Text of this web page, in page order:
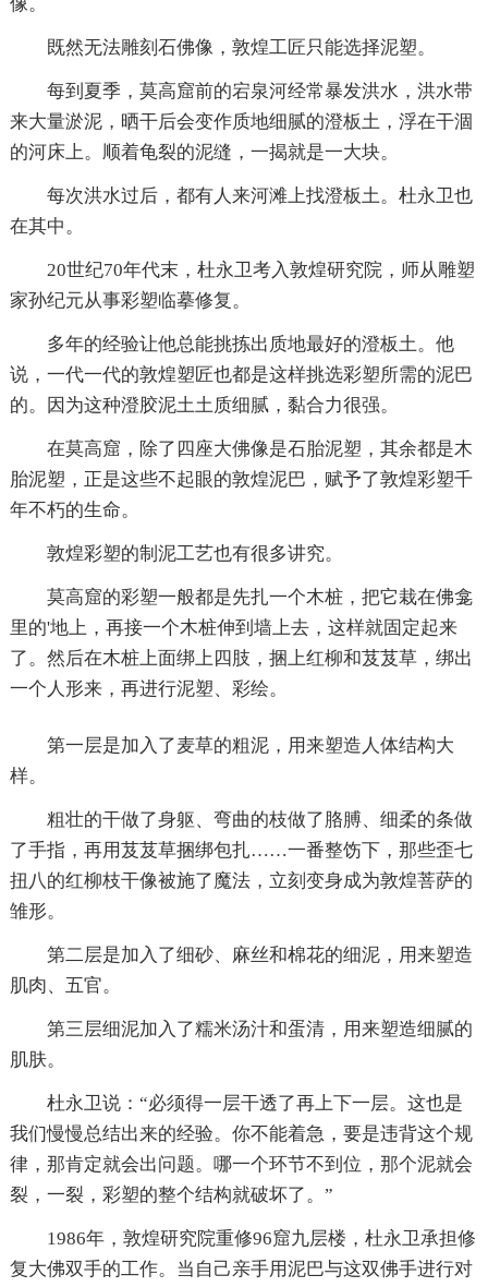
既然无法雕刻石佛像，敦煌工匠只能选择泥塑。
每到夏季，莫高窟前的宕泉河经常暴发洪水，洪水带
来大量淤泥，晒干后会变作质地细腻的澄板土，浮在干涸
的河床上。顺着龟裂的泥缝，一揭就是一大块。
每次洪水过后，都有人来河滩上找澄板土。杜永卫也
在其中。
20世纪70年代末，杜永卫考入敦煌研究院，师从雕塑
家孙纪元从事彩塑临摹修复。
多年的经验让他总能挑拣出质地最好的澄板土。他
说，一代一代的敦煌塑匠也都是这样挑选彩塑所需的泥巴
的。因为这种澄胶泥土土质细腻，黏合力很强。
在莫高窟，除了四座大佛像是石胎泥塑，其余都是木
胎泥塑，正是这些不起眼的敦煌泥巴，赋予了敦煌彩塑千
年不朽的生命。
敦煌彩塑的制泥工艺也有很多讲究。
莫高窟的彩塑一般都是先扎一个木桩，把它栽在佛龛
里的'地上，再接一个木桩伸到墙上去，这样就固定起来
了。然后在木桩上面绑上四肢，捆上红柳和芨芨草，绑出
一个人形来，再进行泥塑、彩绘。
第一层是加入了麦草的粗泥，用来塑造人体结构大
样。
粗壮的干做了身躯、弯曲的枝做了胳膊、细柔的条做
了手指，再用芨芨草捆绑包扎……一番整饬下，那些歪七
扭八的红柳枝干像被施了魔法，立刻变身成为敦煌菩萨的
雏形。
第二层是加入了细砂、麻丝和棉花的细泥，用来塑造
肌肉、五官。
第三层细泥加入了糯米汤汁和蛋清，用来塑造细腻的
肌肤。
杜永卫说：“必须得一层干透了再上下一层。这也是
我们慢慢总结出来的经验。你不能着急，要是违背这个规
律，那肯定就会出问题。哪一个环节不到位，那个泥就会
裂，一裂，彩塑的整个结构就破坏了。”
1986年，敦煌研究院重修96窟九层楼，杜永卫承担修
复大佛双手的工作。当自己亲手用泥巴与这双佛手进行对